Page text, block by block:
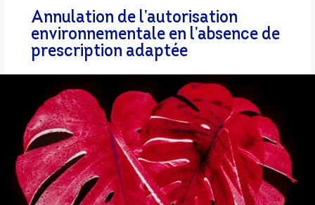
Annulation de l’autorisation
environnementale en l’absence de
prescription adaptée